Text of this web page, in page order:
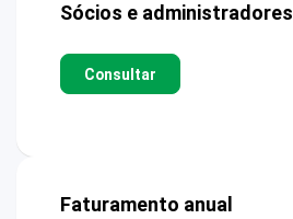
Sócios e
Consultar
Faturamento anual